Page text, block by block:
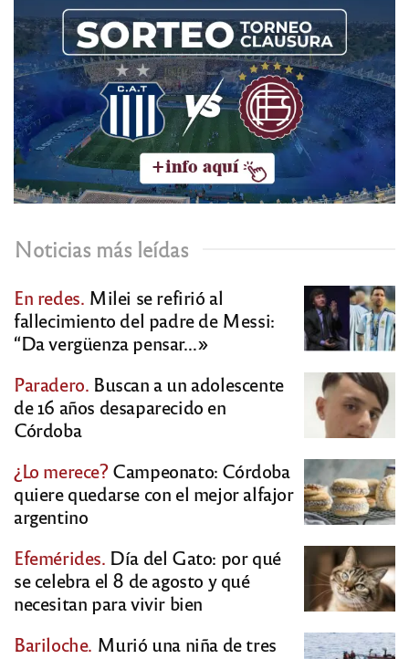
Noticias más leídas
En redes. Milei se refirió al
fallecimiento del padre de Messi:
“Da vergüenza pensar…»
Paradero. Buscan a un adolescente
de 16 años desaparecido en
Córdoba
¿Lo merece?Campeonato: Córdoba
quiere quedarse con el mejor alfajor
argentino
Efemérides. Día del Gato: por qué
se celebra el 8 de agosto y qué
necesitan para vivir bien
Bariloche. Murió una niña de tres